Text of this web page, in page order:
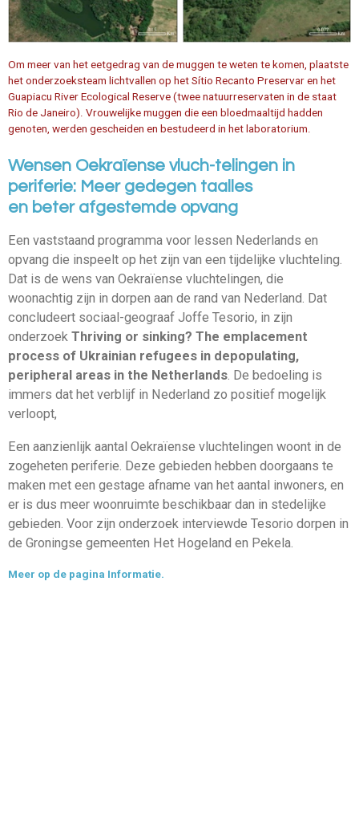
Om meer van het eetgedrag van de muggen te weten te komen, plaatste
het onderzoeksteam lichtvallen op het Sítio Recanto Preservar en het
Guapiacu River Ecological Reserve (twee natuurreservaten in de staat
Rio de Janeiro). Vrouwelijke muggen die een bloedmaaltijd hadden
genoten, werden gescheiden en bestudeerd in het laboratorium.
Wensen Oekraïense vluch-telingen in
periferie: Meer gedegen taalles
en beter afgestemde opvang
Een vaststaand programma voor lessen Nederlands en
opvang die inspeelt op het zijn van een tijdelijke vluchteling.
Dat is de wens van Oekraïense vluchtelingen, die
woonachtig zijn in dorpen aan de rand van Nederland. Dat
concludeert sociaal-geograaf Joffe Tesorio, in zijn
onderzoek Thriving or sinking? The emplacement
process of Ukrainian refugees in depopulating,
peripheral areas in the Netherlands. De bedoeling is
immers dat het verblijf in Nederland zo positief mogelijk
verloopt,
Een aanzienlijk aantal Oekraïense vluchtelingen woont in de
zogeheten periferie. Deze gebieden hebben doorgaans te
maken met een gestage afname van het aantal inwoners, en
er is dus meer woonruimte beschikbaar dan in stedelijke
gebieden. Voor zijn onderzoek interviewde Tesorio dorpen in
de Groningse gemeenten Het Hogeland en Pekela.
Meer op de pagina Informatie.